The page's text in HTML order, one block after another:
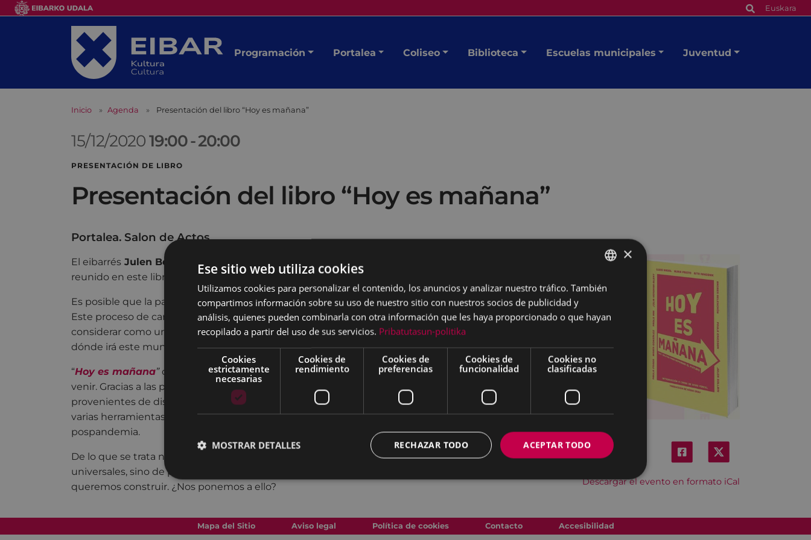
Euskara
Programación Portalea Coliseo Biblioteca Escuelas municipales Juventud
Inicio Agenda Presentación del libro “Hoy es mañana”
15/12/202019:00-20:00
PRESENTACIÓN DE LIBRO
Presentación del libro “Hoy es mañana”
Portalea. Salon de Actos
Descargar el evento en formato iCal
El eibarrés Julen Bollain Urbietay 9 autoras y autores más han
reunido en este libro relatos para repensar el futuro.
Es posible que la pandemia invierta la sociedad de arriba a abajo.
Este proceso de cambio es necesario y urgente e incluso se podría
considerar como un imperativo ético. Lo que nadie sabe es hacia
dónde irá este mundo nuestro.
“Hoy es mañana”quiere poner las bases para el futuro que ha de
venir. Gracias a las propuestas transformadoras de diez jóvenes,
provenientes de disciplinas y realidades diversas, este libro ofrece
varias herramientas para pensar de manera colectiva la nueva era
pospandemia.
De lo que se trata no es de llegar a absolutos ni a verdades
universales, sino de pensar entre todos y todas el mundo que
queremos construir. ¿Nos ponemos a ello?
Mapa del Sitio Aviso legal Política de cookies Contacto Accesibilidad
BASQUE
×
Ese sitio web utiliza cookies
Utilizamos cookies para personalizar el contenido, los anuncios y analizar nuestro tráfico. También
compartimos información sobre su uso de nuestro sitio con nuestros socios de publicidad y
análisis, quienes pueden combinarla con otra información que les haya proporcionado o que hayan
recopilado a partir del uso de sus servicios. Pribatutasun-politika
Cookies
estrictamente
necesarias
Cookies de
rendimiento
Cookies de
preferencias
Cookies de
funcionalidad
Cookies no
clasificadas
ACEPTAR TODO
RECHAZAR TODO
MOSTRAR DETALLES